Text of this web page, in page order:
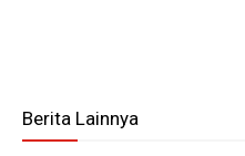
Berita Lainnya